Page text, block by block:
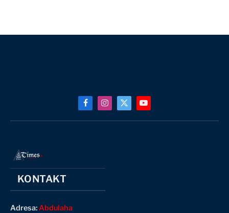
FacebookInstagram
X
(Twitter)
YouTube
KONTAKT
Adresa:Abdulaha